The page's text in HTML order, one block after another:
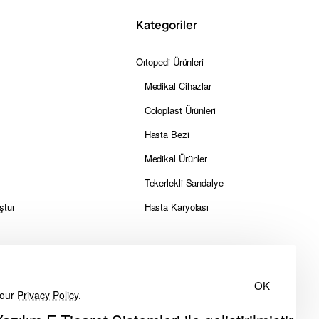
Privacy Policy.
OK
Kategoriler
Ortopedi Ürünleri
Medikal Cihazlar
Coloplast Ürünleri
Hasta Bezi
Medikal Ürünler
Tekerlekli Sandalye
Hasta Karyolası